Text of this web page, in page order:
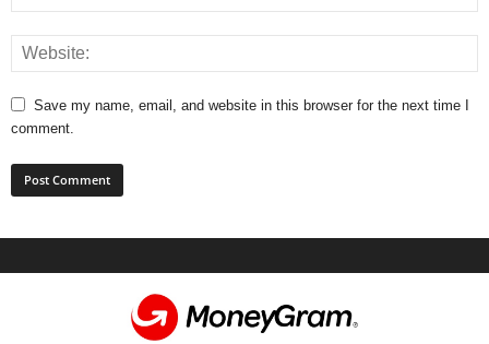
Save my name, email, and website in this browser for the next time I
comment.